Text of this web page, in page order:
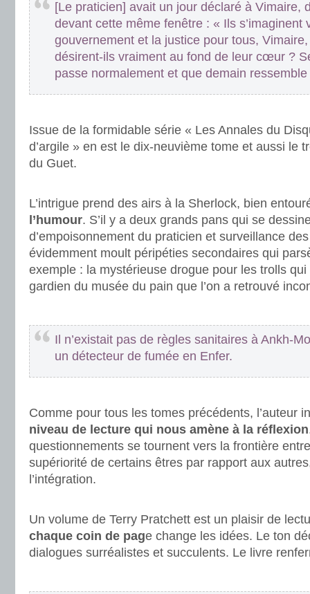
[Le praticien] avait un jour déclaré à Vimaire,
devant cette même fenêtre : « Ils s’imaginent
gouvernement et la justice pour tous,
désirent-ils vraiment au fond de leur cœur ?
passe normalement et que demain ressemble
Issue de la formidable série « Les Annales du
d’argile » en est le dix-neuvième tome et aussi le
du Guet.
L’intrigue prend des airs à la Sherlock, bien
l’humour. S’il y a deux grands pans qui se
d’empoisonnement du praticien et surveillance
évidemment moult péripéties secondaires qui
exemple : la mystérieuse drogue pour les trolls
gardien du musée du pain que l’on a retrouvé
Il n’existait pas de règles sanitaires à Ankh-
un détecteur de fumée en Enfer.
Comme pour tous les tomes précédents, l’auteur
niveau de lecture qui nous amène à la réflexion
questionnements se tournent vers la frontière
supériorité de certains êtres par rapport aux
l’intégration.
Un volume de Terry Pratchett est un plaisir de
chaque coin de page change les idées. Le ton
dialogues surréalistes et succulents. Le livre